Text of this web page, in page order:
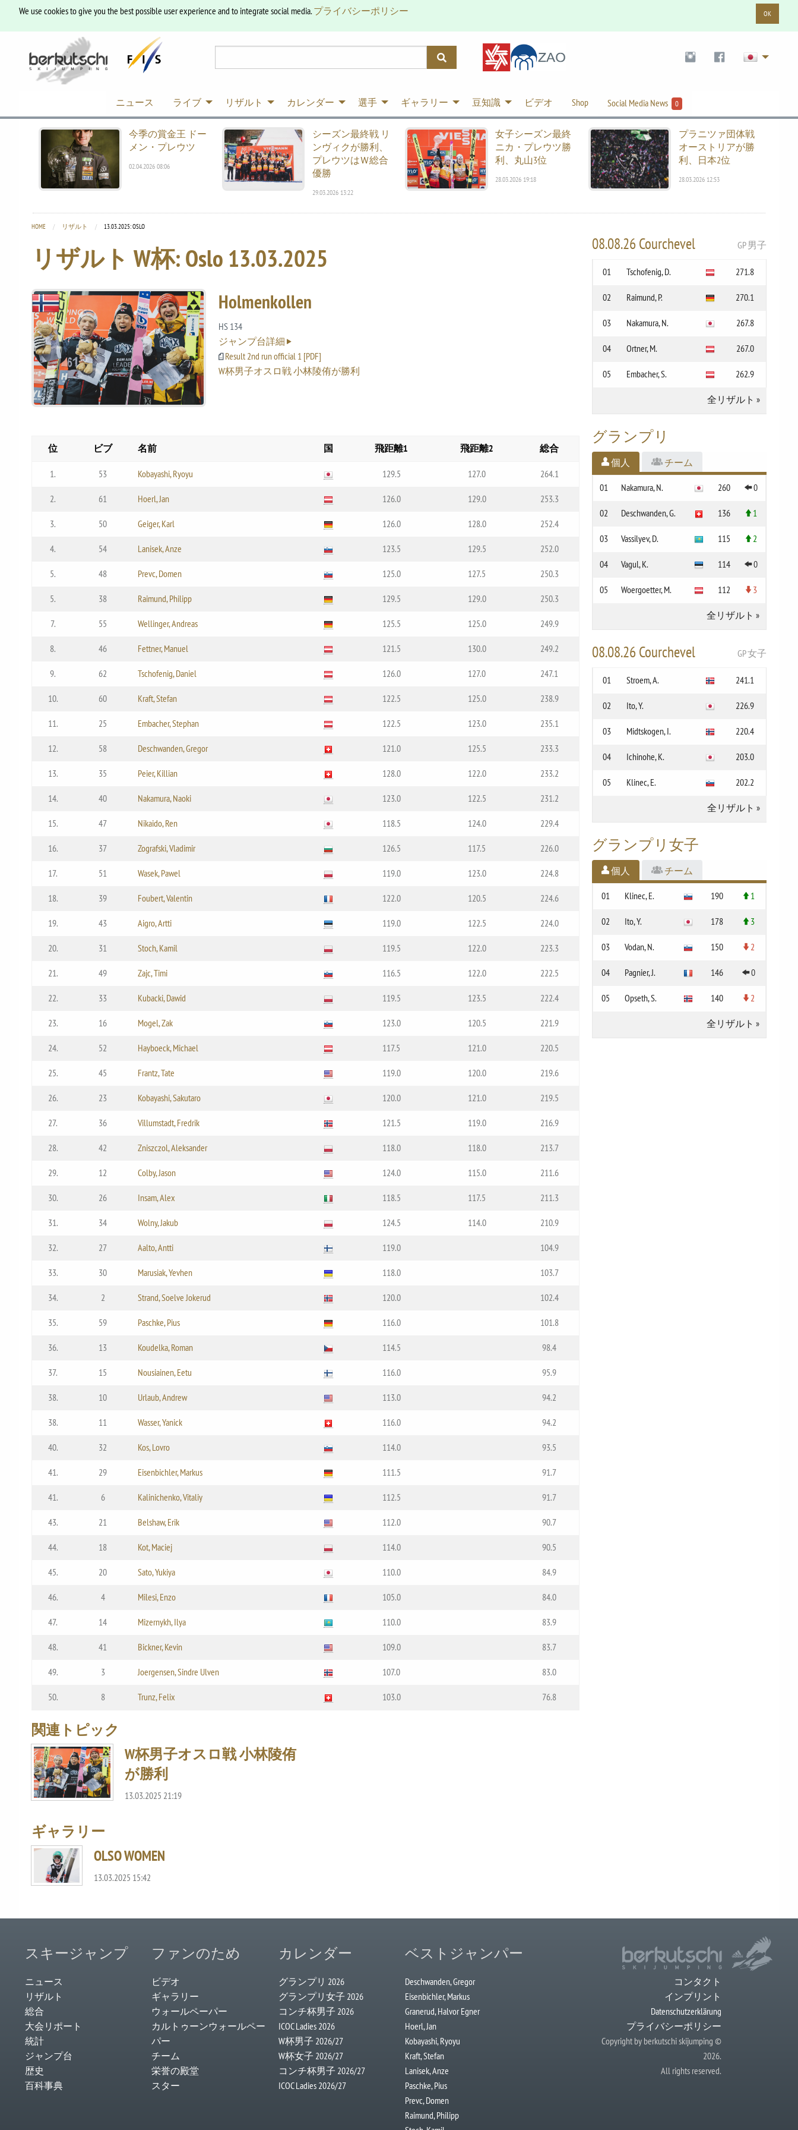
We use cookies to give you the best possible user experience and to integrate social media.プライバシーポリシー OK
ニュース ライブ リザルト カレンダー 選手 ギャラリー 豆知識 ビデオ Shop Social Media News 0
今季の賞金王 ドー
メン・プレウツ
02.04.2026 08:06
シーズン最終戦 リ
ンヴィクが勝利、
プレウツはＷ総合
優勝
29.03.2026 13:22
女子シーズン最終
ニカ・プレウツ勝
利、丸山3位
28.03.2026 19:18
プラニツァ団体戦
オーストリアが勝
利、日本2位
28.03.2026 12:53
HOME リザルト CURRENT:
13.03.2025: OSLO
リザルト W杯: Oslo 13.03.2025
Holmenkollen
HS 134
ジャンプ台詳細
Result 2nd run official 1 [PDF]
W杯男子オスロ戦 小林陵侑が勝利
位 ビブ 名前 国 飛距離1 飛距離2 総合
1. 53 Kobayashi, Ryoyu 129.5 127.0 264.1
2. 61 Hoerl, Jan 126.0 129.0 253.3
3. 50 Geiger, Karl 126.0 128.0 252.4
4. 54 Lanisek, Anze 123.5 129.5 252.0
5. 48 Prevc, Domen 125.0 127.5 250.3
5. 38 Raimund, Philipp 129.5 129.0 250.3
7. 55 Wellinger, Andreas 125.5 125.0 249.9
8. 46 Fettner, Manuel 121.5 130.0 249.2
9. 62 Tschofenig, Daniel 126.0 127.0 247.1
10. 60 Kraft, Stefan 122.5 125.0 238.9
11. 25 Embacher, Stephan 122.5 123.0 235.1
12. 58 Deschwanden, Gregor 121.0 125.5 233.3
13. 35 Peier, Killian 128.0 122.0 233.2
14. 40 Nakamura, Naoki 123.0 122.5 231.2
15. 47 Nikaido, Ren 118.5 124.0 229.4
16. 37 Zografski, Vladimir 126.5 117.5 226.0
17. 51 Wasek, Pawel 119.0 123.0 224.8
18. 39 Foubert, Valentin 122.0 120.5 224.6
19. 43 Aigro, Artti 119.0 122.5 224.0
20. 31 Stoch, Kamil 119.5 122.0 223.3
21. 49 Zajc, Timi 116.5 122.0 222.5
22. 33 Kubacki, Dawid 119.5 123.5 222.4
23. 16 Mogel, Zak 123.0 120.5 221.9
24. 52 Hayboeck, Michael 117.5 121.0 220.5
25. 45 Frantz, Tate 119.0 120.0 219.6
26. 23 Kobayashi, Sakutaro 120.0 121.0 219.5
27. 36 Villumstadt, Fredrik 121.5 119.0 216.9
28. 42 Zniszczol, Aleksander 118.0 118.0 213.7
29. 12 Colby, Jason 124.0 115.0 211.6
30. 26 Insam, Alex 118.5 117.5 211.3
31. 34 Wolny, Jakub 124.5 114.0 210.9
32. 27 Aalto, Antti 119.0 104.9
33. 30 Marusiak, Yevhen 118.0 103.7
34. 2 Strand, Soelve Jokerud 120.0 102.4
35. 59 Paschke, Pius 116.0 101.8
36. 13 Koudelka, Roman 114.5 98.4
37. 15 Nousiainen, Eetu 116.0 95.9
38. 10 Urlaub, Andrew 113.0 94.2
38. 11 Wasser, Yanick 116.0 94.2
40. 32 Kos, Lovro 114.0 93.5
41. 29 Eisenbichler, Markus 111.5 91.7
41. 6 Kalinichenko, Vitaliy 112.5 91.7
43. 21 Belshaw, Erik 112.0 90.7
44. 18 Kot, Maciej 114.0 90.5
45. 20 Sato, Yukiya 110.0 84.9
46. 4 Milesi, Enzo 105.0 84.0
47. 14 Mizernykh, Ilya 110.0 83.9
48. 41 Bickner, Kevin 109.0 83.7
49. 3 Joergensen, Sindre Ulven 107.0 83.0
50. 8 Trunz, Felix 103.0 76.8
関連トピック
W杯男子オスロ戦 小林陵侑
が勝利
13.03.2025 21:19
ギャラリー
OLSO WOMEN
13.03.2025 15:42
08.08.26 Courchevel GP 男子
01 Tschofenig, D. 271.8
02 Raimund, P. 270.1
03 Nakamura, N. 267.8
04 Ortner, M. 267.0
05 Embacher, S. 262.9
全リザルト »
グランプリ
個人 チーム
01 Nakamura, N. 260 0
02 Deschwanden, G. 136 1
03 Vassilyev, D. 115 2
04 Vagul, K. 114 0
05 Woergoetter, M. 112 3
全リザルト »
08.08.26 Courchevel GP 女子
01 Stroem, A. 241.1
02 Ito, Y. 226.9
03 Midtskogen, I. 220.4
04 Ichinohe, K. 203.0
05 Klinec, E. 202.2
全リザルト »
グランプリ女子
個人 チーム
01 Klinec, E. 190 1
02 Ito, Y. 178 3
03 Vodan, N. 150 2
04 Pagnier, J. 146 0
05 Opseth, S. 140 2
全リザルト »
スキージャンプ
ニュース
リザルト
総合
大会リポート
統計
ジャンプ台
歴史
百科事典
ファンのため
ビデオ
ギャラリー
ウォールペーパー
カルトゥーンウォールペー
パー
チーム
栄誉の殿堂
スター
カレンダー
グランプリ 2026
グランプリ女子 2026
コンチ杯男子 2026
ICOC Ladies 2026
W杯男子 2026/27
W杯女子 2026/27
コンチ杯男子 2026/27
ICOC Ladies 2026/27
ベストジャンパー
Deschwanden, Gregor
Eisenbichler, Markus
Granerud, Halvor Egner
Hoerl, Jan
Kobayashi, Ryoyu
Kraft, Stefan
Lanisek, Anze
Paschke, Pius
Prevc, Domen
Raimund, Philipp
コンタクト
インプリント
Datenschutzerklärung
プライバシーポリシー
Copyright by berkutschi skijumping ©
2026.
All rights reserved.